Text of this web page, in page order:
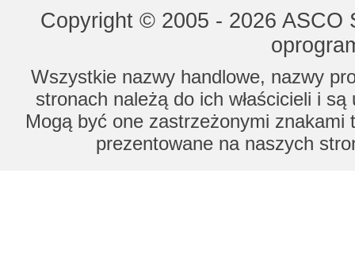
Copyright © 2005 - 2026
Wszystkie nazwy handlowe, nazwy
stronach należą do ich właścicieli i
Mogą być one zastrzeżonymi znakami
prezentowane na naszych